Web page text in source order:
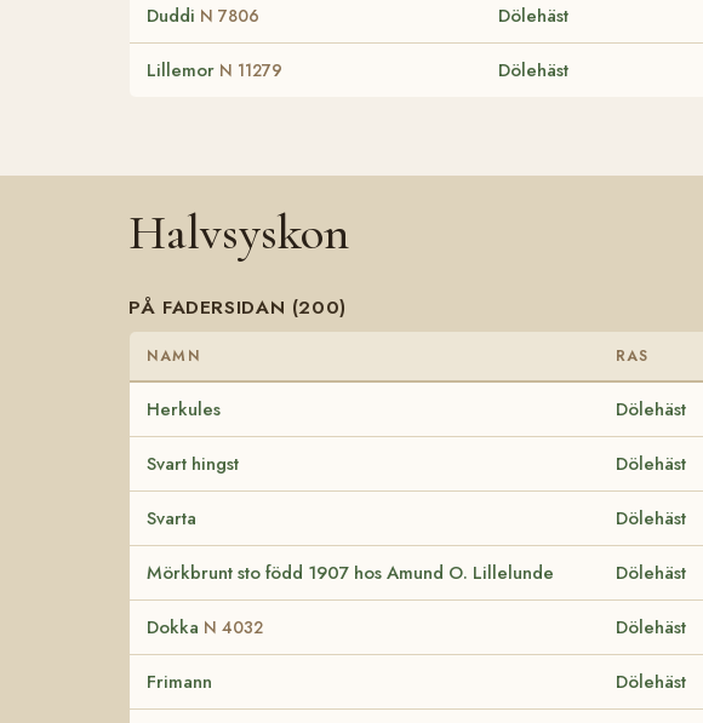
Duddi N 7806 Dölehäst
Lillemor N 11279 Dölehäst
Halvsyskon
PÅ FADERSIDAN (200)
NAMN RAS
Herkules Dölehäst
Svart hingst Dölehäst
Svarta Dölehäst
Mörkbrunt sto född 1907 hos Amund O. Lillelunde Dölehäst
Dokka N 4032 Dölehäst
Frimann Dölehäst